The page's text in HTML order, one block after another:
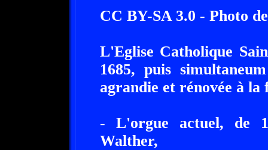
CC BY-SA 3.0 - Photo
L'Eglise Catholique
1685, puis
agrandie et rénovée à la
- L'orgue actuel, de
Walther,